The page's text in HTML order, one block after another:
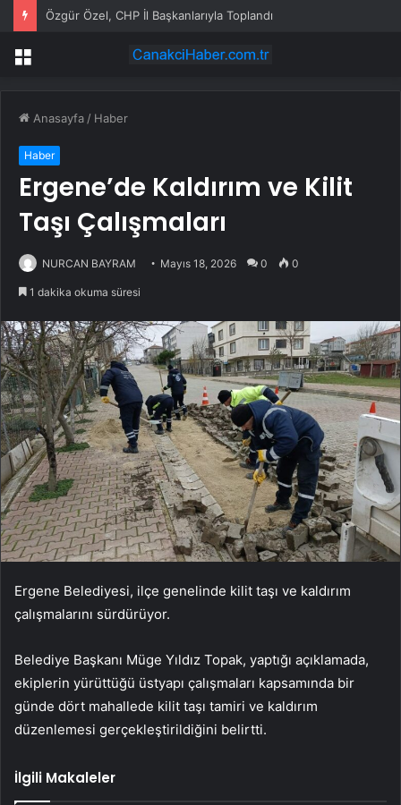
Özgür Özel, CHP İl Başkanlarıyla Toplandı
Menü
Anasayfa / Haber
Haber
Ergene’de Kaldırım ve Kilit
Taşı Çalışmaları
NURCAN BAYRAM Mayıs 18, 2026 0 0
1 dakika okuma süresi
Ergene Belediyesi, ilçe genelinde kilit taşı ve kaldırım
çalışmalarını sürdürüyor.
Belediye Başkanı Müge Yıldız Topak, yaptığı açıklamada,
ekiplerin yürüttüğü üstyapı çalışmaları kapsamında bir
günde dört mahallede kilit taşı tamiri ve kaldırım
düzenlemesi gerçekleştirildiğini belirtti.
İlgili Makaleler